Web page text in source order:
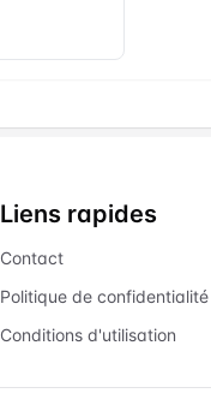
Liens rapides
Contact
Politique de confidentialité
Conditions d'utilisation